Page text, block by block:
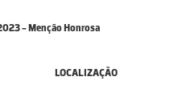
- Menção Honrosa
LOCALIZAÇÃO